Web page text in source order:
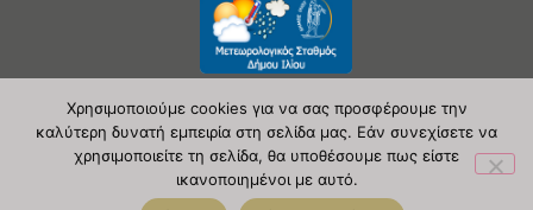
Copyright 2020 © Δήμος Ιλίου
Χρησιμοποιούμε cookies για να σας προσφέρουμε την
καλύτερη δυνατή εμπειρία στη σελίδα μας. Εάν συνεχίσετε να
χρησιμοποιείτε τη σελίδα, θα υποθέσουμε πως είστε
ικανοποιημένοι με αυτό.